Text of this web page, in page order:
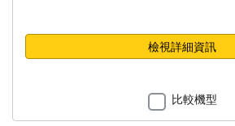
檢視詳細資訊
比較機型